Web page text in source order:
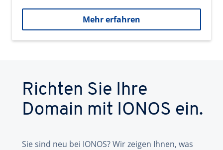
Mehr erfahren
Richten Sie Ihre
Domain mit IONOS ein.
Sie sind neu bei IONOS? Wir zeigen Ihnen, was